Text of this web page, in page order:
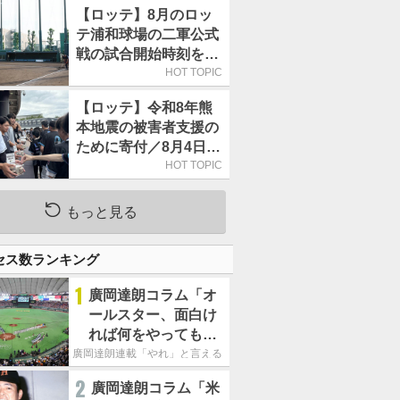
【ロッテ】8月のロッ
テ浦和球場の二軍公式
戦の試合開始時刻を午
前10時30分に変更HOT TOPIC
【ロッテ】令和8年熊
本地震の被害者支援の
ために寄付／8月4日に
は選手たちが募金箱を
HOT TOPIC
もっと見る
ス数ランキング
1 廣岡達朗コラム「オ
ールスター、面白け
れば何をやってもい
いという発想は大間
廣岡達朗連載「やれ」と言える信念
2 廣岡達朗コラム「米